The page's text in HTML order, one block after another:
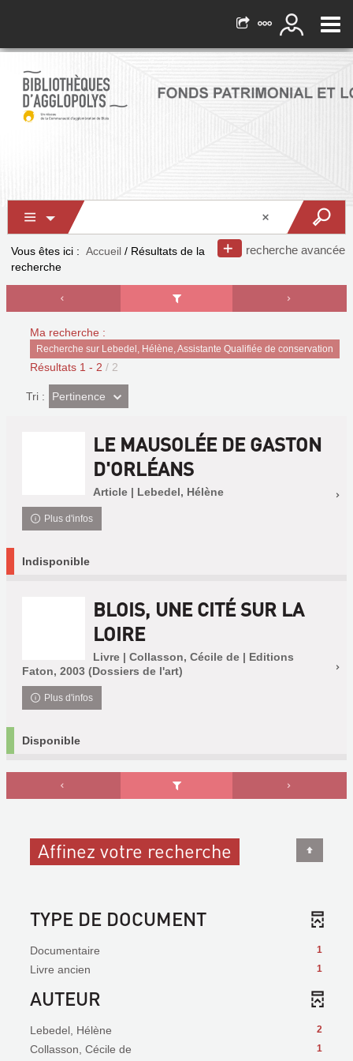
recherche avancée
Vous êtes ici : Accueil / Résultats de la
recherche
Ma recherche :
Recherche sur Lebedel, Hélène, Assistante Qualifiée de conservation
Résultats 1 - 2 / 2
Tri : (Effet
imédiat)
Pertinence
LE MAUSOLÉE DE GASTON
D'ORLÉANS
Article | Lebedel, Hélène
Plus d'infos
Indisponible
BLOIS, UNE CITÉ SUR LA
LOIRE
Livre | Collasson, Cécile de | Editions
Faton, 2003 (Dossiers de l'art)
Plus d'infos
Disponible
Affinez votre recherche
TYPE DE DOCUMENT
1
Documentaire
1
Livre ancien
AUTEUR
2
Lebedel, Hélène
1
Collasson, Cécile de